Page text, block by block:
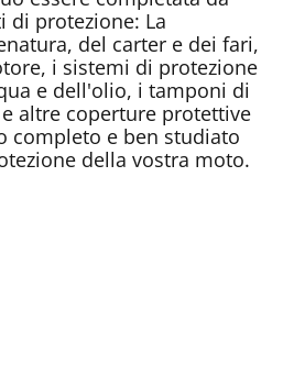
protezione: La
del carter e dei fari,
i sistemi di protezione
e dell'olio, i tamponi di
altre coperture protettive
completo e ben studiato
della vostra moto.